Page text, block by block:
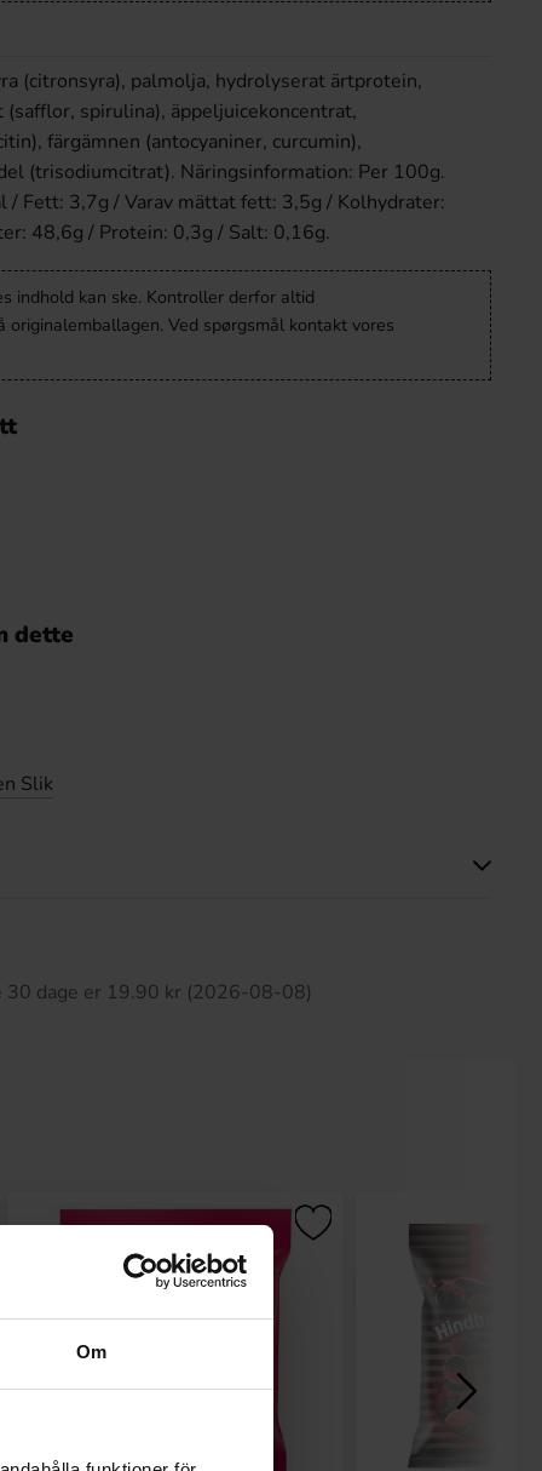
Om
(citronsyra), palmolja, hydrolyserat ärtprotein,
spirulina), äppeljuicekoncentrat,
färgämnen (antocyaniner, curcumin),
(trisodiumcitrat). Näringsinformation: Per 100g.
/ Fett: 3,7g / Varav mättat fett: 3,5g / Kolhydrater:
48,6g / Protein: 0,3g / Salt: 0,16g.
indhold kan ske. Kontroller derfor altid
originalemballagen. Ved spørgsmål kontakt vores
dette
Slik
30 dage er 19.90 kr (2026-08-08)